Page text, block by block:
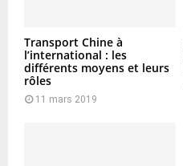
Transport Chine à
l’international : les
différents moyens et leurs
rôles
11 mars 2019